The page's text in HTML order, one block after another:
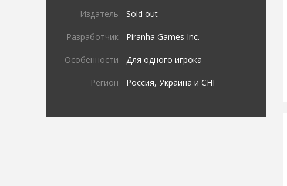
Издатель Sold out
Разработчик Piranha Games Inc.
Особенности Для одного игрока
Регион Россия, Украина и СНГ